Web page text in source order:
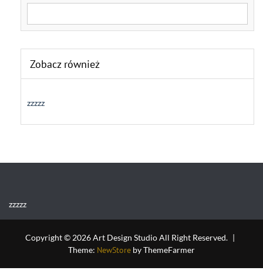
Zobacz również
zzzzz
zzzzz
Copyright © 2026 Art Design Studio All Right Reserved. |
Theme: NewStore by ThemeFarmer